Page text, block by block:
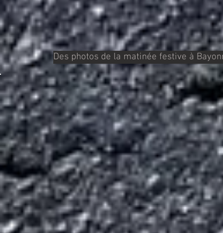
Des photos de la matinée festive à